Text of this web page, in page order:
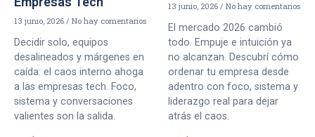
13 junio, 2026 No hay comentarios
Decidir solo, equipos
desalineados y márgenes en
caída: el caos interno ahoga
a las empresas tech. Foco,
sistema y conversaciones
valientes son la salida.
13 junio, 2026 No hay comentarios
El mercado 2026 cambió
todo. Empuje e intuición ya
no alcanzan. Descubrí cómo
ordenar tu empresa desde
adentro con foco, sistema y
liderazgo real para dejar
atrás el caos.